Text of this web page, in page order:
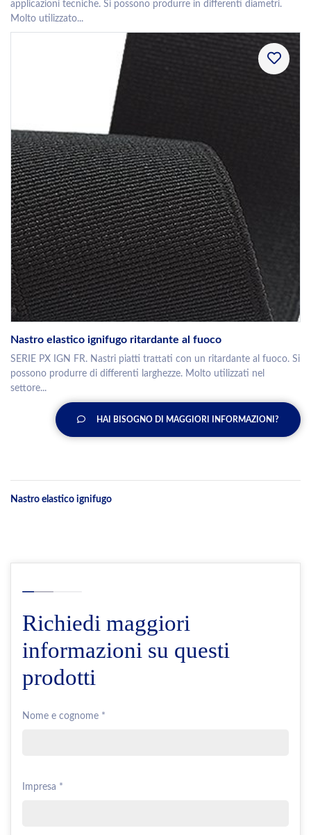
applicazioni tecniche. Si possono produrre in differenti diametri.
Molto utilizzato...
Nastro elastico ignifugo ritardante al fuoco
SERIE PX IGN FR. Nastri piatti trattati con un ritardante al fuoco. Si
possono produrre di differenti larghezze. Molto utilizzati nel
settore...
HAI BISOGNO DI MAGGIORI INFORMAZIONI?
Nastro elastico ignifugo
Richiedi maggiori
informazioni su questi
prodotti
Nome e cognome *
Impresa *